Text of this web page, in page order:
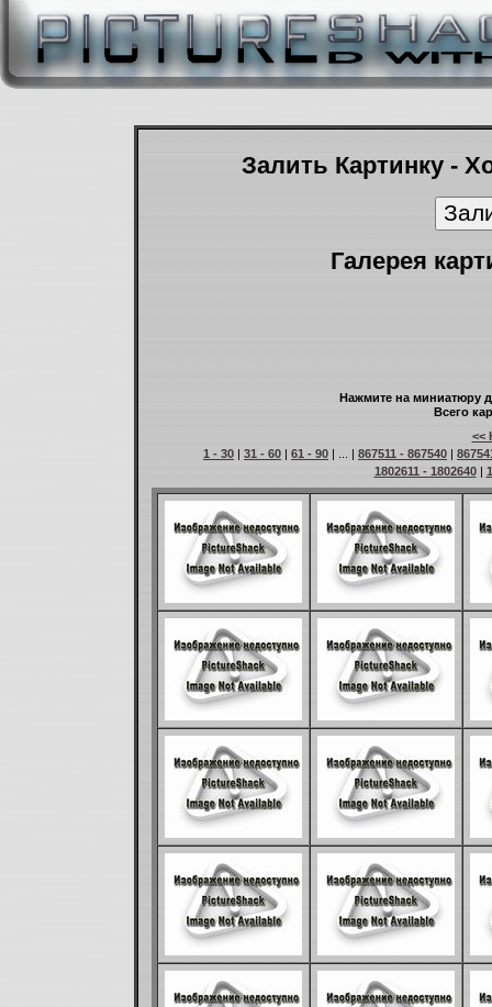
Залить Картинку -
Галерея
Нажмите на миниатюру
Всего
<<
1 - 30 | 31 - 60 | 61 - 90 | ... | 867511 - 867540 |
1802611 - 1802640|